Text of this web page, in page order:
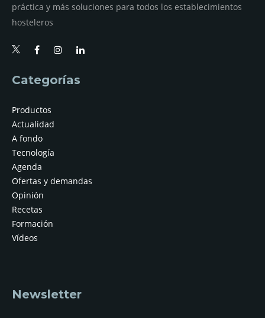
práctica y más soluciones para todos los establecimientos
hosteleros
Categorías
Productos
Actualidad
A fondo
Tecnología
Agenda
Ofertas y demandas
Opinión
Recetas
Formación
Vídeos
Newsletter